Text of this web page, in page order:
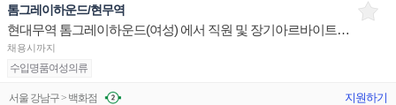
톰그레이하운드/현무역
현대무역 톰그레이하운드(여성) 에서 직원 및 장기아르바이트구인합니다
채용시까지
수입명품여성의류
서울 강남구 > 백화점 지원하기